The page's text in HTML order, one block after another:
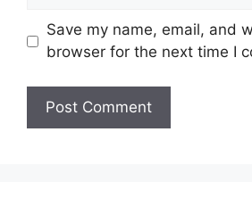
Save my name, email, and
browser for the next time I